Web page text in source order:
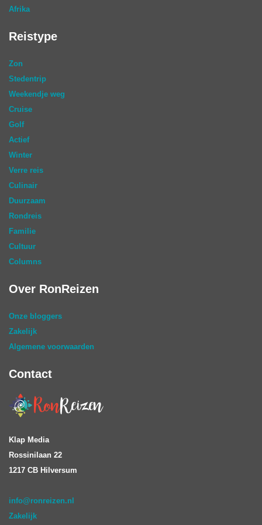
Afrika
Reistype
Zon
Stedentrip
Weekendje weg
Cruise
Golf
Actief
Winter
Verre reis
Culinair
Duurzaam
Rondreis
Familie
Cultuur
Columns
Over RonReizen
Onze bloggers
Zakelijk
Algemene voorwaarden
Contact
Klap Media
Rossinilaan 22
1217 CB Hilversum
info@ronreizen.nl
Zakelijk